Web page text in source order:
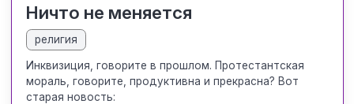
Ничто не меняется
религия
Инквизиция, говорите в прошлом. Протестантская
мораль, говорите, продуктивна и прекрасна? Вот
старая новость: